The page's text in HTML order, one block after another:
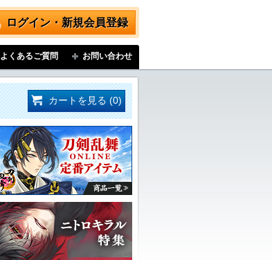
ログイン・新規会員登録
よくあるご質問 お問い合わせ
カートを見る (0)